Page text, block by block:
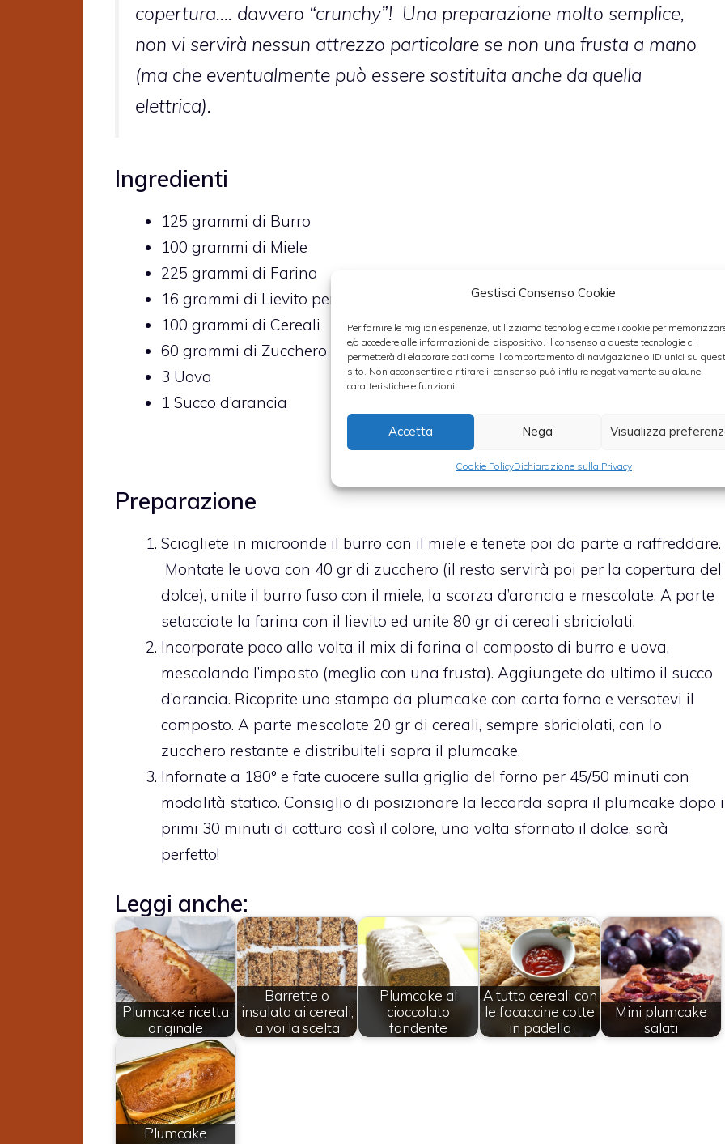
Gestisci Consenso Cookie
Per fornire le migliori esperienze, utilizziamo tecnologie come i cookie per
e/o accedere alle informazioni del dispositivo. Il consenso a queste tecnologie ci
permetterà di elaborare dati come il comportamento di navigazione o ID unici su
sito. Non acconsentire o ritirare il consenso può influire negativamente su alcune
caratteristiche e funzioni.
Accetta Nega Visualizza
Cookie PolicyDichiarazione sulla Privacy
copertura…. davvero “crunchy”! Una preparazione molto semplice,
non vi servirà nessun attrezzo particolare se non una frusta a mano
(ma che eventualmente può essere sostituita anche da quella
elettrica).
Ingredienti
125 grammi di Burro
100 grammi di Miele
225 grammi di Farina
16 grammi di Lievito per dolci
100 grammi di Cereali
60 grammi di Zucchero di canna
3 Uova
1 Succo d’arancia
Preparazione
Sciogliete in microonde il burro con il miele e tenete poi da parte a raffreddare.
Montate le uova con 40 gr di zucchero (il resto servirà poi per la copertura del
dolce), unite il burro fuso con il miele, la scorza d’arancia e mescolate. A parte
setacciate la farina con il lievito ed unite 80 gr di cereali sbriciolati.
Incorporate poco alla volta il mix di farina al composto di burro e uova,
mescolando l’impasto (meglio con una frusta). Aggiungete da ultimo il succo
d’arancia. Ricoprite uno stampo da plumcake con carta forno e versatevi il
composto. A parte mescolate 20 gr di cereali, sempre sbriciolati, con lo
zucchero restante e distribuiteli sopra il plumcake.
Infornate a 180° e fate cuocere sulla griglia del forno per 45/50 minuti con
modalità statico. Consiglio di posizionare la leccarda sopra il plumcake dopo i
primi 30 minuti di cottura così il colore, una volta sfornato il dolce, sarà
perfetto!
Leggi anche:
Plumcake ricetta
originale
Barrette o
insalata ai cereali,
a voi la scelta
Plumcake al
cioccolato
fondente
A tutto cereali con
le focaccine cotte
in padella
Mini plumcake
salati
Plumcake